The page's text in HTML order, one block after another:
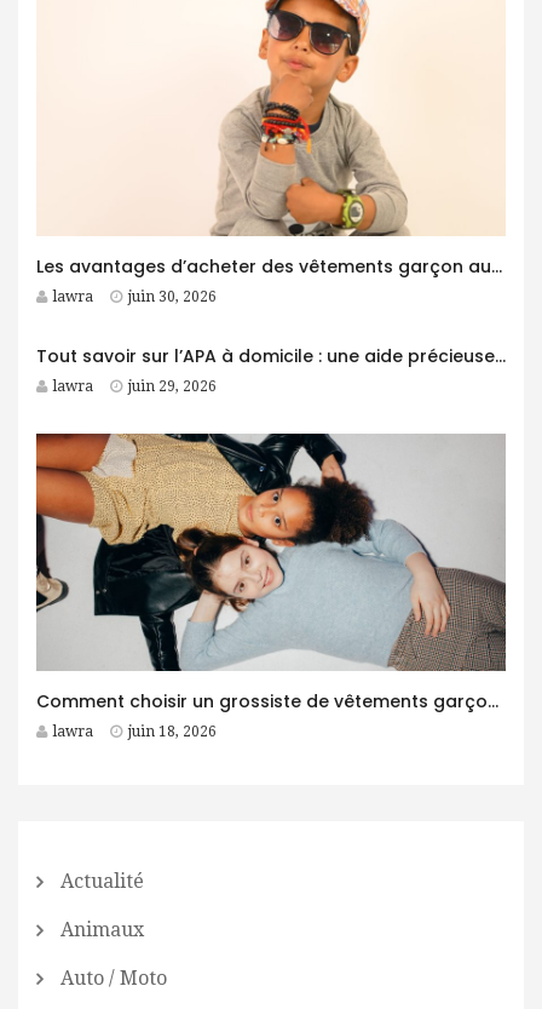
Les avantages d’acheter des vêtements garçon auprès d’un grossiste
lawra juin 30, 2026
Tout savoir sur l’APA à domicile : une aide précieuse pour les personnes âgées
lawra juin 29, 2026
Comment choisir un grossiste de vêtements garçon fiable pour son business ?
lawra juin 18, 2026
Actualité
Animaux
Auto / Moto